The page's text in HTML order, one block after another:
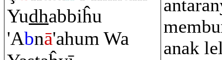
Yudhabbiĥu
'Abnā'ahum Wa
anak